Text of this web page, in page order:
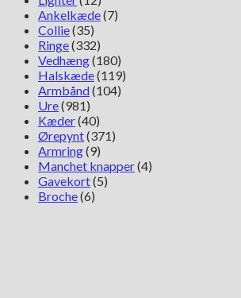
Ankelkæde(7)
Collie(35)
Ringe(332)
Vedhæng(180)
Halskæde(119)
Armbånd(104)
Ure(981)
Kæder(40)
Ørepynt(371)
Armring(9)
Manchet knapper(4)
Gavekort(5)
Broche(6)